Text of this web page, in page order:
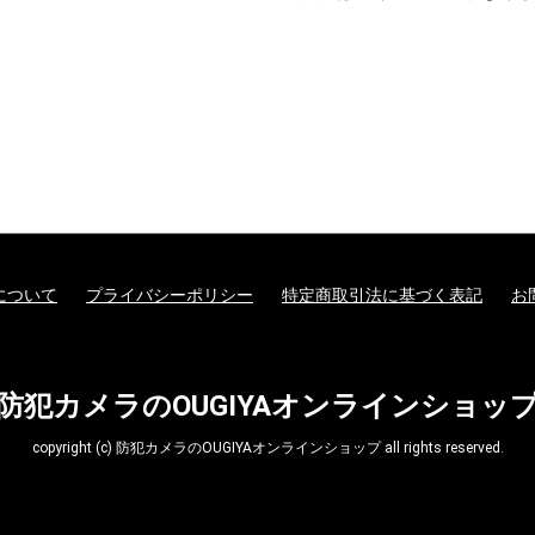
ついて プライバシーポリシー 特定商取引法に基づく表記 お
犯カメラのOUGIYAオンラインショッ
copyright (c) 防犯カメラのOUGIYAオンラインショップ all rights reserved.